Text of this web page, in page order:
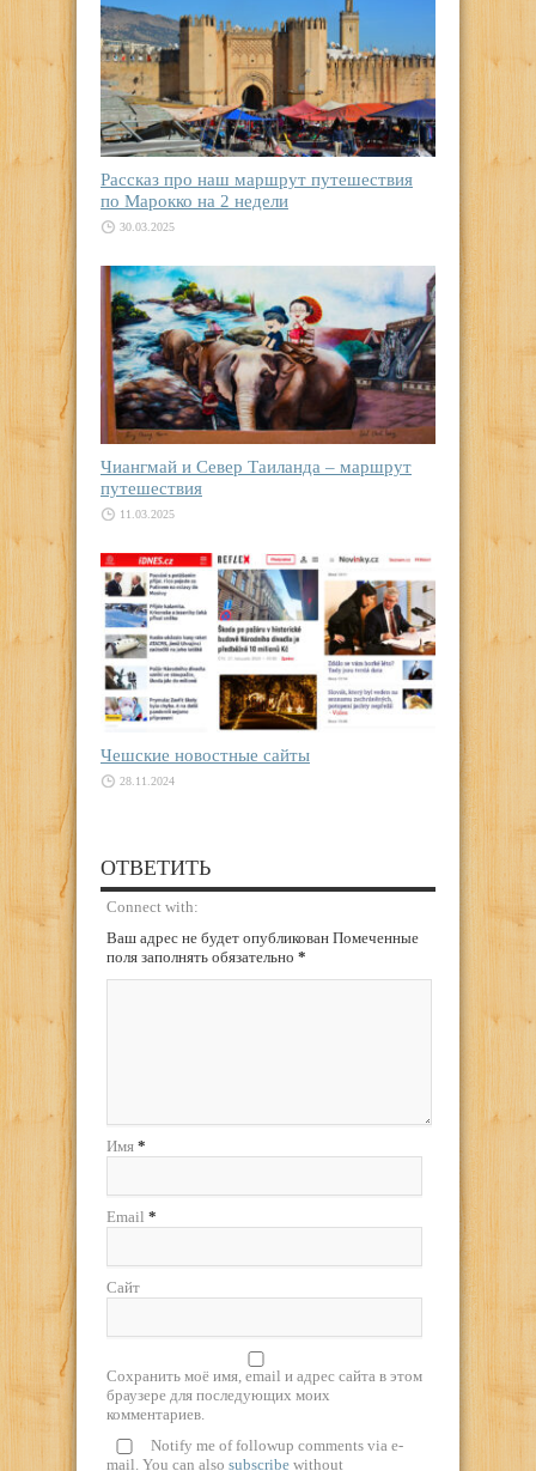
Рассказ про наш маршрут путешествия
по Марокко на 2 недели
30.03.2025
Чиангмай и Север Таиланда – маршрут
путешествия
11.03.2025
Чешские новостные сайты
28.11.2024
ОТВЕТИТЬ
Connect with:
Ваш адрес не будет опубликован Помеченные
поля заполнять обязательно *
Имя *
Email *
Сайт
Сохранить моё имя, email и адрес сайта в этом
браузере для последующих моих
комментариев.
Notify me of followup comments via e-
mail. You can also subscribe without